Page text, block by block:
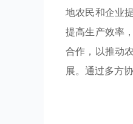
地农民和企业
提高生产效率
合作，以推动
展。通过多方